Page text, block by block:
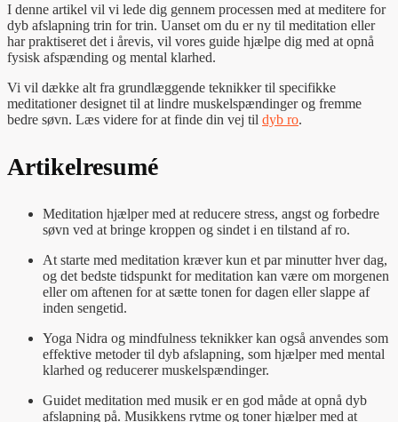
I denne artikel vil vi lede dig gennem processen med at meditere for
dyb afslapning trin for trin. Uanset om du er ny til meditation eller
har praktiseret det i årevis, vil vores guide hjælpe dig med at opnå
fysisk afspænding og mental klarhed.
Vi vil dække alt fra grundlæggende teknikker til specifikke
meditationer designet til at lindre muskelspændinger og fremme
bedre søvn. Læs videre for at finde din vej til dyb ro.
Artikelresumé
Meditation hjælper med at reducere stress, angst og forbedre
søvn ved at bringe kroppen og sindet i en tilstand af ro.
At starte med meditation kræver kun et par minutter hver dag,
og det bedste tidspunkt for meditation kan være om morgenen
eller om aftenen for at sætte tonen for dagen eller slappe af
inden sengetid.
Yoga Nidra og mindfulness teknikker kan også anvendes som
effektive metoder til dyb afslapning, som hjælper med mental
klarhed og reducerer muskelspændinger.
Guidet meditation med musik er en god måde at opnå dyb
afslapning på. Musikkens rytme og toner hjælper med at